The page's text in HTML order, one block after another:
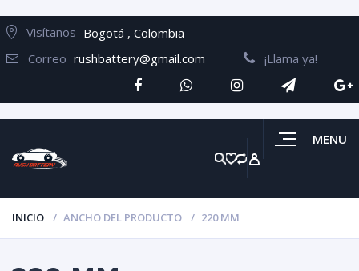
Visítanos Bogotá , Colombia
Correo rushbattery@gmail.com ¡Llama ya!
MENU
INICIO ANCHO DEL PRODUCTO 220 MM